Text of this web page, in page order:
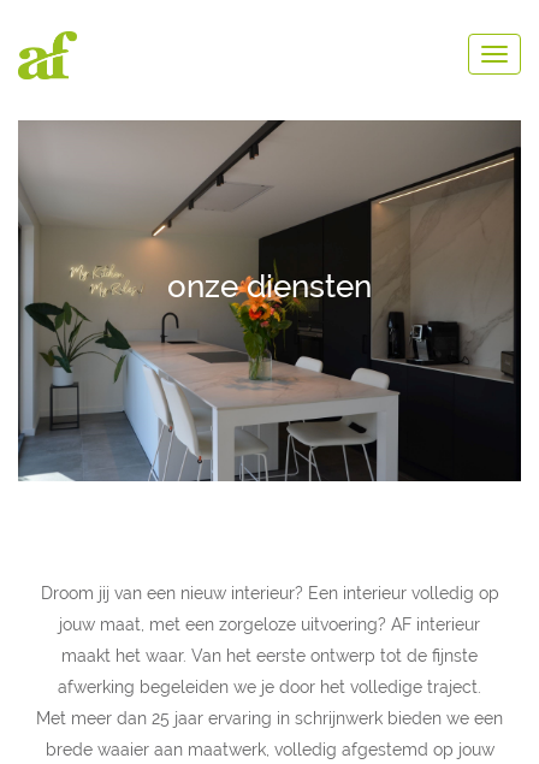
onze diensten
Droom jij van een nieuw interieur? Een interieur volledig op
jouw maat, met een zorgeloze uitvoering? AF interieur
maakt het waar. Van het eerste ontwerp tot de fijnste
afwerking begeleiden we je door het volledige traject.
Met meer dan 25 jaar ervaring in schrijnwerk bieden we een
brede waaier aan maatwerk, volledig afgestemd op jouw